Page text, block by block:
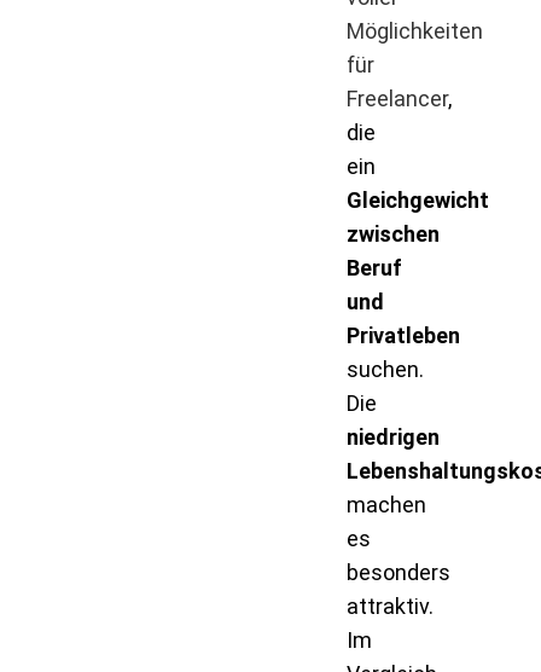
Möglichkeiten
für
Freelancer,
die
ein
Gleichgewicht
zwischen
Beruf
und
Privatleben
suchen.
Die
niedrigen
machen
es
besonders
attraktiv.
Im